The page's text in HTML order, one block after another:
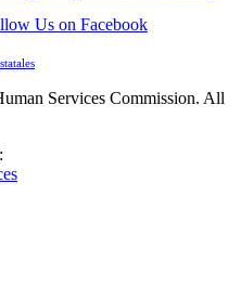
Us on Facebook
Services Commission. All